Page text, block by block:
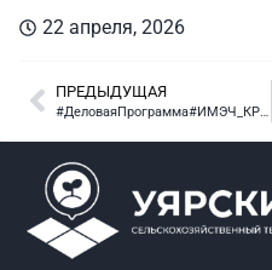
22 апреля, 2026
ПРЕДЫДУЩАЯ